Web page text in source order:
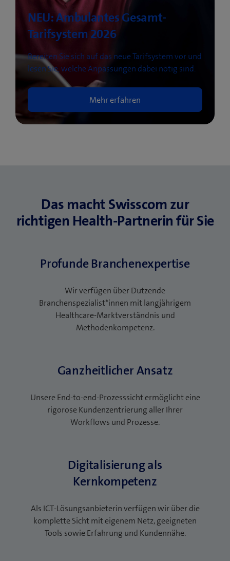
NEU: Ambulantes Gesamt-
Tarifsystem 2026
Bereiten Sie sich auf das neue Tarifsystem vor und
​lesen Sie, welche Anpassungen dabei nötig sind.
Mehr erfahren
Das macht Swisscom zur
richtigen Health-Partnerin für Sie
Profunde Branchenexpertise
Wir verfügen über Dutzende
Branchenspezialist*innen mit langjährigem
Healthcare-Marktverständnis und
Methodenkompetenz.
Ganzheitlicher Ansatz
Unsere End-to-end-Prozesssicht ermöglicht eine
rigorose Kundenzentrierung aller Ihrer
Workflows und Prozesse.
Digitalisierung als
Kernkompetenz
Als ICT-Lösungsanbieterin verfügen wir über die
komplette Sicht mit eigenem Netz, geeigneten
Tools sowie Erfahrung und Kundennähe.